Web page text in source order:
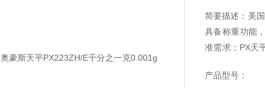
简要描述：美
具备称重功能
准需求；PX天
产品型号：